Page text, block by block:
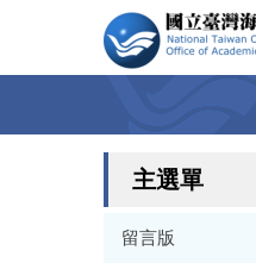
主選單
留言版